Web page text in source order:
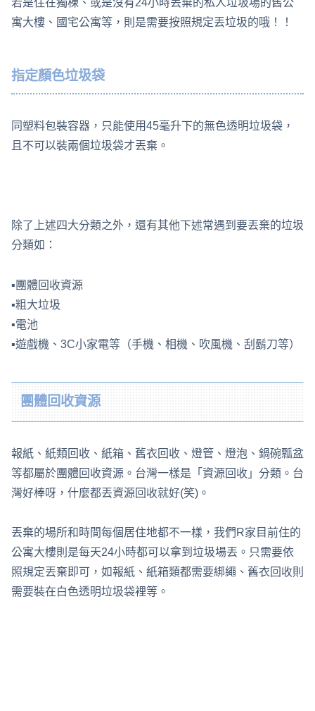
若是住在獨棟、或是沒有24小時丟棄的私人垃圾場的舊公
寓大樓、國宅公寓等，則是需要按照規定丟垃圾的哦！！
指定顏色垃圾袋
同塑料包裝容器，只能使用45毫升下的無色透明垃圾袋，
且不可以裝兩個垃圾袋才丟棄。
除了上述四大分類之外，還有其他下述常遇到要丟棄的垃圾
分類如：
▪團體回收資源
▪粗大垃圾
▪電池
▪遊戲機、3C小家電等（手機、相機、吹風機、刮鬍刀等）
團體回收資源
報紙、紙類回收、紙箱、舊衣回收、燈管、燈泡、鍋碗瓢盆
等都屬於團體回收資源。台灣一樣是「資源回收」分類。台
灣好棒呀，什麼都丟資源回收就好(笑)。
丟棄的場所和時間每個居住地都不一樣，我們R家目前住的
公寓大樓則是每天24小時都可以拿到垃圾場丟。只需要依
照規定丟棄即可，如報紙、紙箱類都需要綁繩、舊衣回收則
需要裝在白色透明垃圾袋裡等。